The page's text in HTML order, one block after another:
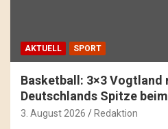
AKTUELL SPORT
Basketball: 3×3 Vogtland
Deutschlands Spitze
3. August 2026 Redaktion